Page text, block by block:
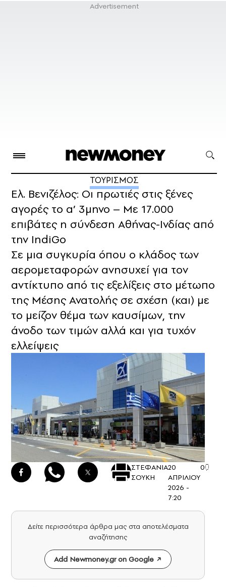
ΤΟΥΡΙΣΜΟΣ
Ελ. Βενιζέλος: Οι πρωτιές στις ξένες
αγορές το α’ 3μηνο – Με 17.000
επιβάτες η σύνδεση Αθήνας-Ινδίας από
την ΙndiGo
Σε μια συγκυρία όπου ο κλάδος των
αερομεταφορών ανησυχεί για τον
αντίκτυπο από τις εξελίξεις στο μέτωπο
της Μέσης Ανατολής σε σχέση (και) με
το μείζον θέμα των καυσίμων, την
άνοδο των τιμών αλλά και για τυχόν
ελλείψεις
ΣΤΕΦΑΝΙΑ
ΣΟΥΚΗ
20
ΑΠΡΙΛΙΟΥ
2026 -
7:20
0
Δείτε περισσότερα άρθρα μας στα αποτελέσματα
αναζήτησης
Add Newmoney.gr on Google